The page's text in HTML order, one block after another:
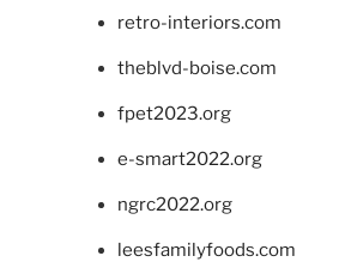
retro-interiors.com
theblvd-boise.com
fpet2023.org
e-smart2022.org
ngrc2022.org
leesfamilyfoods.com